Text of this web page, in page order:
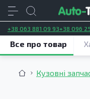
+38 063 881 09 93+38 096
Кузовні
Все про товар